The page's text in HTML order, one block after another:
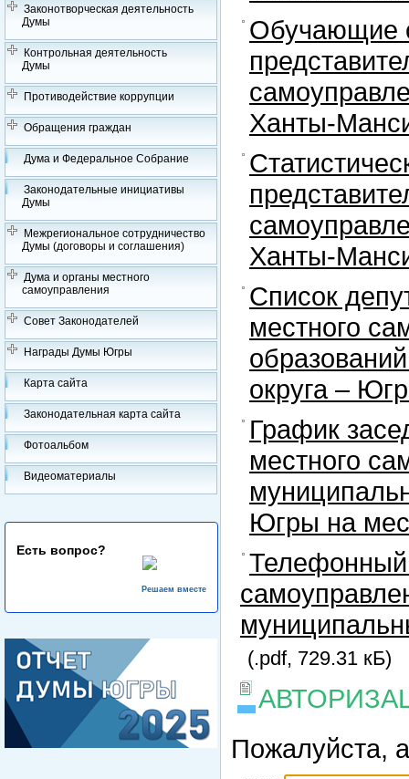
Законотворческая деятельность
Думы
Контрольная деятельность
Думы
Противодействие коррупции
Обращения граждан
Дума и Федеральное Собрание
Законодательные инициативы
Думы
Межрегиональное сотрудничество
Думы (договоры и соглашения)
Дума и органы местного
самоуправления
Совет Законодателей
Награды Думы Югры
Карта сайта
Законодательная карта сайта
Фотоальбом
Видеоматериалы
Есть вопрос?
Решаем вместе
Обучающие
Ханты-
Ханты-
Список
местного
округа –
График
местного
Югры на
Телефонный
(.pdf, 729.31 кБ)
Пожалуйста,